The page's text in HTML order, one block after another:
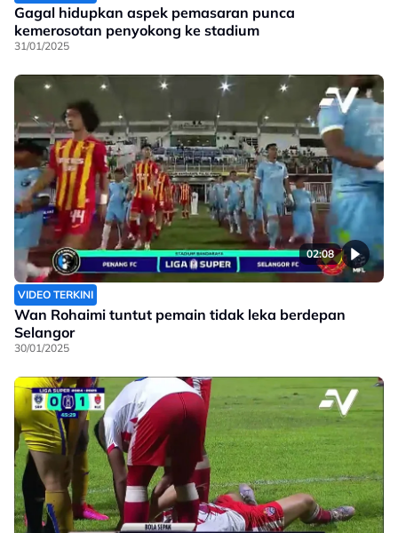
Gagal hidupkan aspek pemasaran punca
kemerosotan penyokong ke stadium
31/01/2025
02:08
VIDEO TERKINI
Wan Rohaimi tuntut pemain tidak leka berdepan
Selangor
30/01/2025